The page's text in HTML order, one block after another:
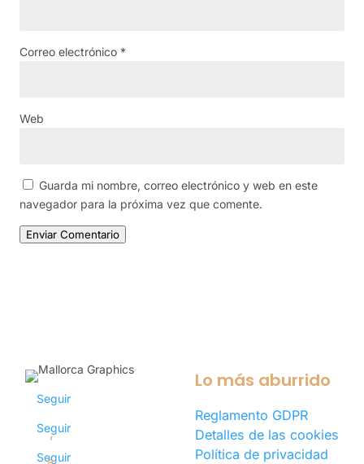
Correo electrónico *
Web
Guarda mi nombre, correo electrónico y web en este
navegador para la próxima vez que comente.
Enviar Comentario
Seguir
Seguir
Seguir
Lo más aburrido
Reglamento GDPR
Detalles de las cookies
Política de privacidad